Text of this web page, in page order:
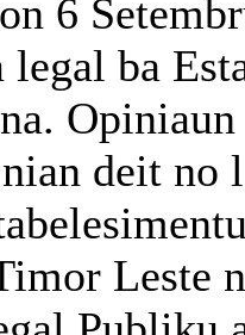
6
legal ba
Opiniaun
deit no
Leste